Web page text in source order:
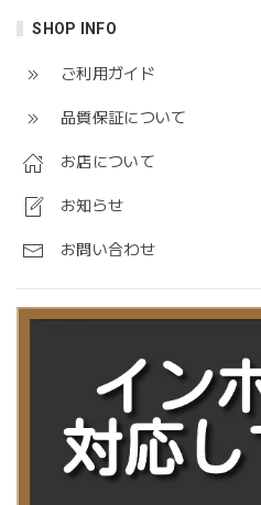
SHOP INFO
ご利用ガイド
品質保証について
お店について
お知らせ
お問い合わせ